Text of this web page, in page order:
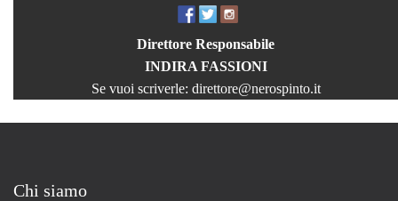
Direttore Responsabile
INDIRA FASSIONI
Se vuoi scriverle: direttore@nerospinto.it
Chi siamo